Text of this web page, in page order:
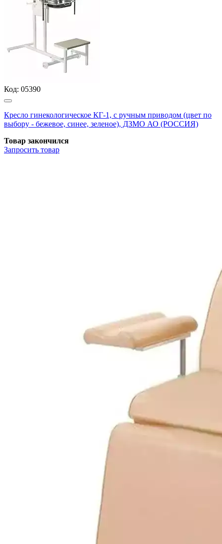
Код: 05390
Кресло гинекологическое КГ-1, с ручным приводом (цвет по
выбору - бежевое, синее, зеленое), ДЗМО АО (РОССИЯ)
Товар закончился
Запросить товар